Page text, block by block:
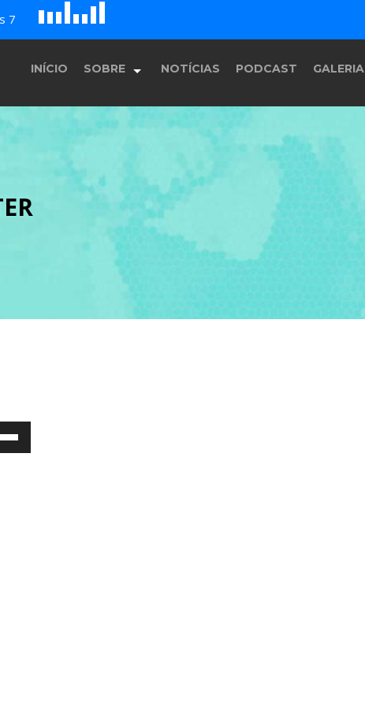
7 B c
D
E F
H
INÍCIO SOBRE
História
Equipe
Programação
NOTÍCIAS PODCAST GALERIA